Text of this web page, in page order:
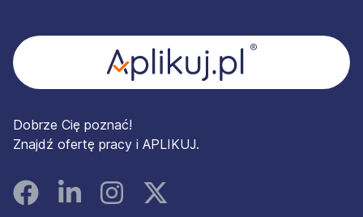
Dobrze Cię poznać!
Znajdź ofertę pracy i APLIKUJ.
FacebookLinked InInstagramInstagram